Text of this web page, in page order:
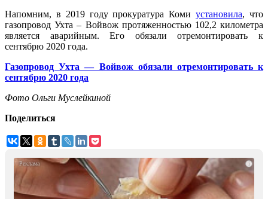
Напомним, в 2019 году прокуратура Комиустановила, что
газопровод Ухта – Войвож протяженностью 102,2 километра
является аварийным. Его обязали отремонтировать к
сентябрю 2020 года.
Газопровод Ухта — Войвож обязали отремонтировать к
сентябрю 2020 года
Фото Ольги Муслейкиной
Поделиться
i